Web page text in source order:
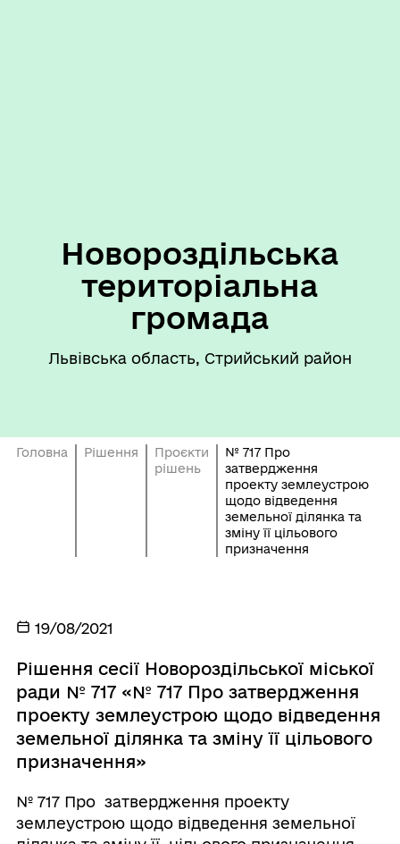
Новороздільська
територіальна
громада
Львівська область, Стрийський район
Головна Рішення
Проєкти
рішень
№ 717 Про
затвердження
проекту землеустрою
щодо відведення
земельної ділянка та
зміну її цільового
призначення
19/08/2021
Рішення сесії Новороздільської міської
ради № 717 «№ 717 Про затвердження
проекту землеустрою щодо відведення
земельної ділянка та зміну її цільового
призначення»
№ 717 Про затвердження проекту
землеустрою щодо відведення земельної